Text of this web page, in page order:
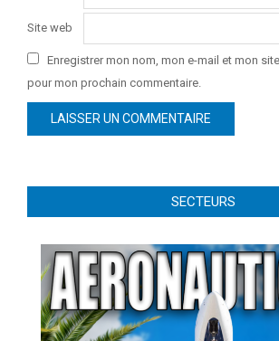
Site web
Enregistrer mon nom, mon e-mail et mon
pour mon prochain commentaire.
SECTEURS